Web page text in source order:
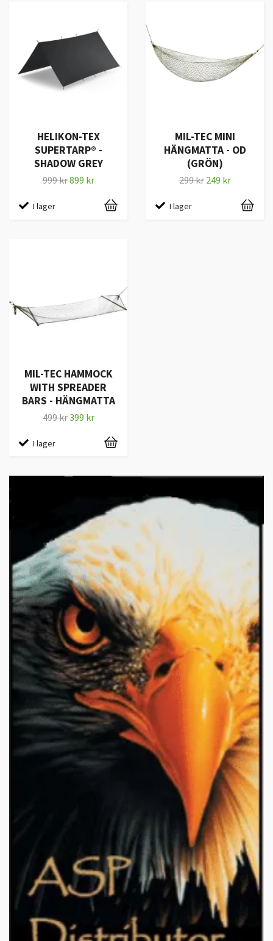
HELIKON-TEX
SUPERTARP® -
SHADOW GREY
999 kr899 kr
I lager
MIL-TEC MINI
HÄNGMATTA - OD
(GRÖN)
299 kr 249 kr
I lager
MIL-TEC HAMMOCK
WITH SPREADER
BARS - HÄNGMATTA
499 kr399 kr
I lager